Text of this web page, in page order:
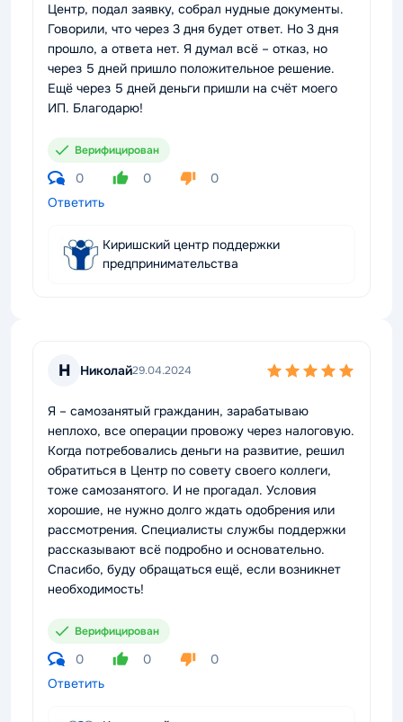
Центр, подал заявку, собрал нудные документы.
Говорили, что через 3 дня будет ответ. Но 3 дня
прошло, а ответа нет. Я думал всё – отказ, но
через 5 дней пришло положительное решение.
Ещё через 5 дней деньги пришли на счёт моего
ИП. Благодарю!
Верифицирован
0 0
0
Ответить
Киришский центр поддержки
предпринимательства
Н Николай29.04.2024
Я – самозанятый гражданин, зарабатываю
неплохо, все операции провожу через налоговую.
Когда потребовались деньги на развитие, решил
обратиться в Центр по совету своего коллеги,
тоже самозанятого. И не прогадал. Условия
хорошие, не нужно долго ждать одобрения или
рассмотрения. Специалисты службы поддержки
рассказывают всё подробно и основательно.
Спасибо, буду обращаться ещё, если возникнет
необходимость!
Верифицирован
0 0
0
Ответить